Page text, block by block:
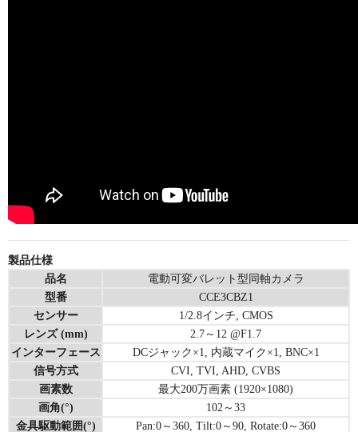
製品仕様
品名
電動可変バレット型同軸カメラ
型番
CCE3CBZ1
センサー
1/2.8インチ, CMOS
レンズ (mm)
2.7～12 @F1.7
インターフェース
DCジャック×1, 内蔵マイク×1, BNC×1
信号方式
CVI, TVI, AHD, CVBS
画素数
最大200万画素 (1920×1080)
画角(°)
102～33
金具駆動範囲(°)
Pan:0～360, Tilt:0～90, Rotate:0～360